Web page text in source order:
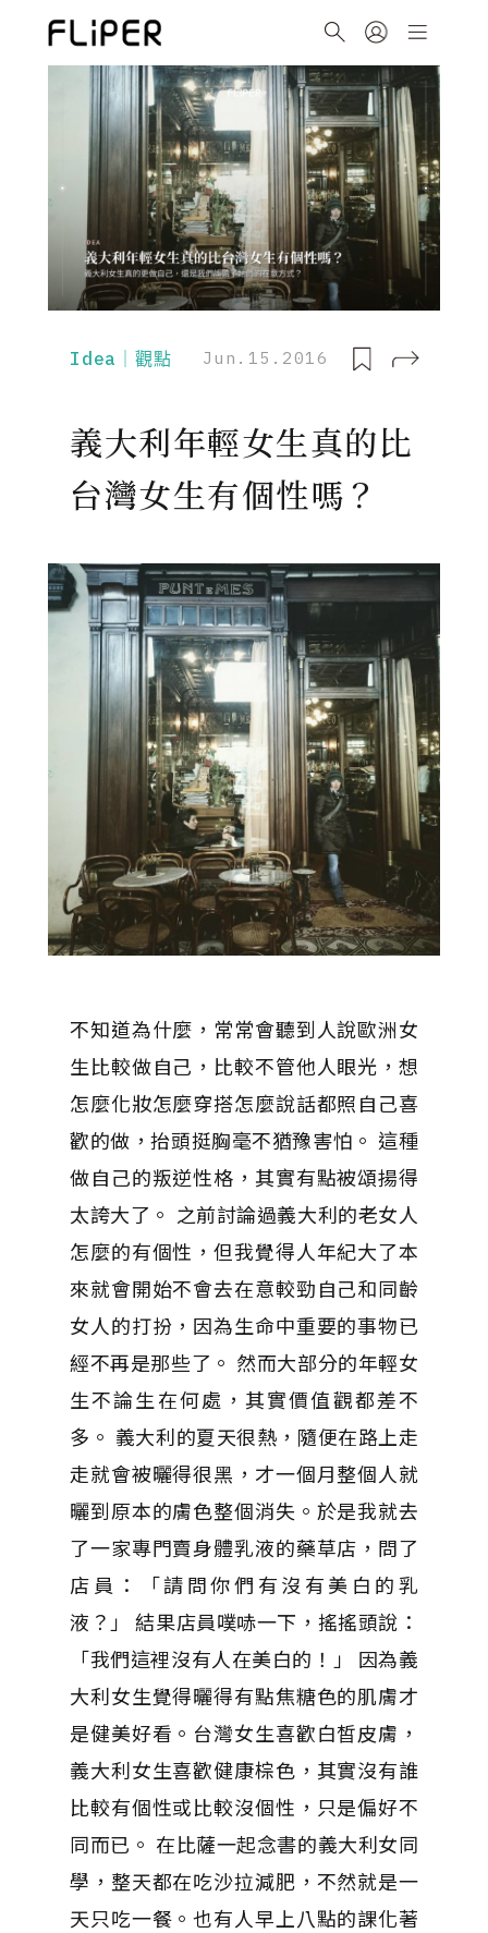
Idea｜觀點 Jun.15.2016
義大利年輕女生真的比
台灣女生有個性嗎？
不知道為什麼，常常會聽到人說歐洲女
生比較做自己，比較不管他人眼光，想
怎麼化妝怎麼穿搭怎麼說話都照自己喜
歡的做，抬頭挺胸毫不猶豫害怕。 這種
做自己的叛逆性格，其實有點被頌揚得
太誇大了。 之前討論過義大利的老女人
怎麼的有個性，但我覺得人年紀大了本
來就會開始不會去在意較勁自己和同齡
女人的打扮，因為生命中重要的事物已
經不再是那些了。 然而大部分的年輕女
生不論生在何處，其實價值觀都差不
多。 義大利的夏天很熱，隨便在路上走
走就會被曬得很黑，才一個月整個人就
曬到原本的膚色整個消失。於是我就去
了一家專門賣身體乳液的藥草店，問了
店員：「請問你們有沒有美白的乳
液？」 結果店員噗哧一下，搖搖頭說：
「我們這裡沒有人在美白的！」 因為義
大利女生覺得曬得有點焦糖色的肌膚才
是健美好看。台灣女生喜歡白皙皮膚，
義大利女生喜歡健康棕色，其實沒有誰
比較有個性或比較沒個性，只是偏好不
同而已。 在比薩一起念書的義大利女同
學，整天都在吃沙拉減肥，不然就是一
天只吃一餐。也有人早上八點的課化著